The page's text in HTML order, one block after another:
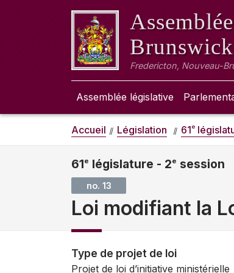
Brunswick
Fredericton, Nouveau-
Assemblée législative
Accueil Législation 61e
61e législature - 2e session
no. 13
Loi modifiant la
Type de projet de loi
Projet de loi d’initiative ministérielle